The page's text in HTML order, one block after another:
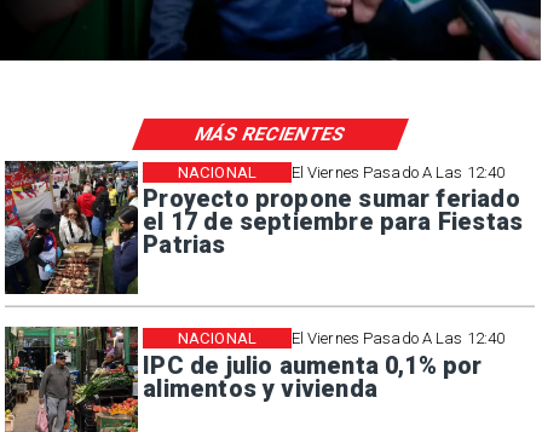
El Viernes Pasado A Las 12:40
Proyecto propone sumar feriado
el 17 de septiembre para Fiestas
Patrias
NACIONAL
El Viernes Pasado A Las 12:40
IPC de julio aumenta 0,1% por
alimentos y vivienda
NACIONAL
MÁS RECIENTES